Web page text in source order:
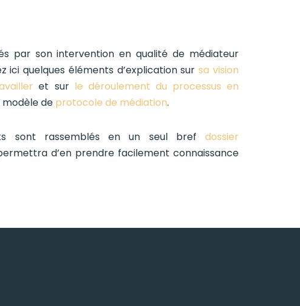
par son intervention en qualité de médiateur
ici quelques éléments d’explication sursa vision
et sur le déroulement du processus en
modèle de protocole de médiation.
sont rassemblés en un seul bref dossier
d’en prendre facilement connaissance